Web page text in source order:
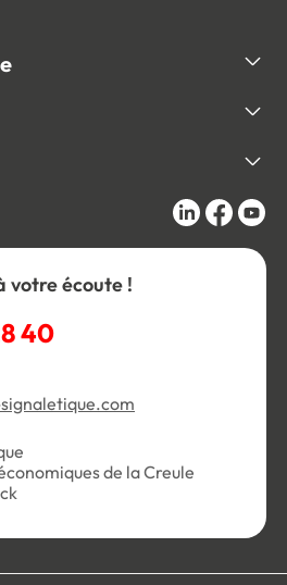
votre écoute !
40
de la Creule